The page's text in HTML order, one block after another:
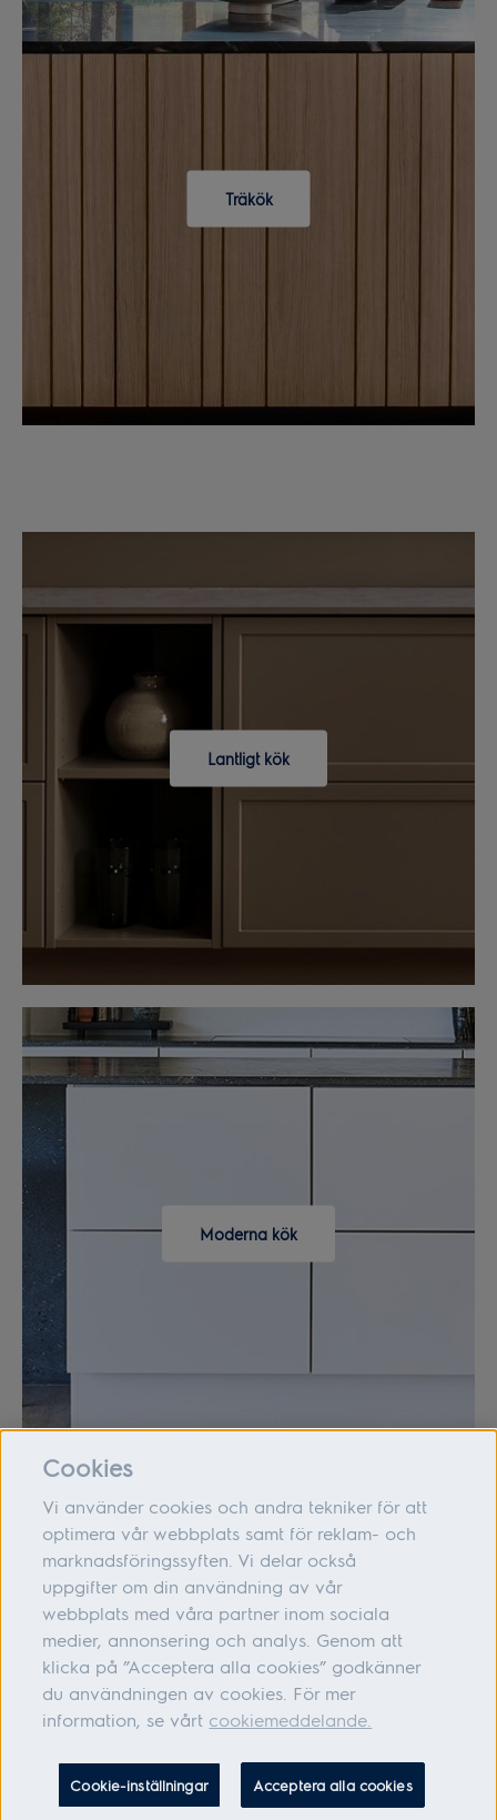
Träkök
Lantligt kök
Moderna kök
Om oss
Hjälp
Följ oss
Stockholm Organisationsnummer: 556010-6626
Cookies
Vi använder cookies och andra tekniker för att
optimera vår webbplats samt för reklam- och
marknadsföringssyften. Vi delar också
uppgifter om din användning av vår
webbplats med våra partner inom sociala
medier, annonsering och analys. Genom att
klicka på ”Acceptera alla cookies” godkänner
du användningen av cookies. För mer
information, se vårt cookiemeddelande.
Cookie-inställningar Acceptera alla cookies